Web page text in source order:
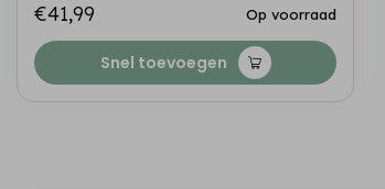
€41,99
Op voorraad
Snel toevoegen